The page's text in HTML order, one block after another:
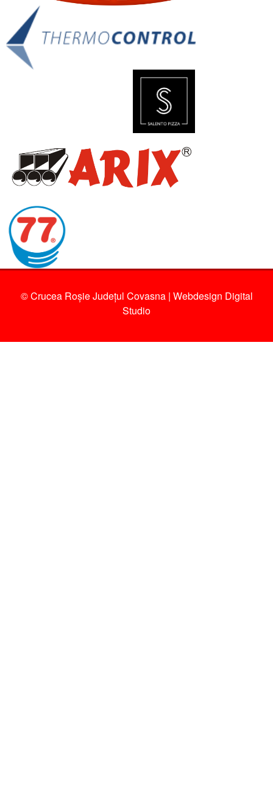
© Crucea Roșie Județul Covasna | Webdesign Digital
Studio